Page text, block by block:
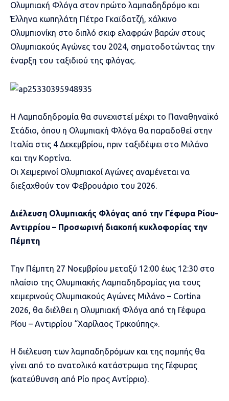
Ολυμπιακή Φλόγα στον πρώτο λαμπαδηδρόμο και
Έλληνα κωπηλάτη Πέτρο Γκαϊδατζή, χάλκινο
Ολυμπιονίκη στο διπλό σκιφ ελαφρών βαρών στους
Ολυμπιακούς Αγώνες του 2024, σηματοδοτώντας την
έναρξη του ταξιδιού της φλόγας.
Η Λαμπαδηδρομία θα συνεχιστεί μέχρι το Παναθηναϊκό
Στάδιο, όπου η Ολυμπιακή Φλόγα θα παραδοθεί στην
Ιταλία στις 4 Δεκεμβρίου, πριν ταξιδέψει στο Μιλάνο
και την Κορτίνα.
Οι Χειμερινοί Ολυμπιακοί Αγώνες αναμένεται να
διεξαχθούν τον Φεβρουάριο του 2026.
Διέλευση Ολυμπιακής Φλόγας από την Γέφυρα Ρίου-
Αντιρρίου – Προσωρινή διακοπή κυκλοφορίας την
Πέμπτη
Την Πέμπτη 27 Νοεμβρίου μεταξύ 12:00 έως 12:30 στο
πλαίσιο της Ολυμπιακής Λαμπαδηδρομίας για τους
χειμερινούς Ολυμπιακούς Αγώνες Μιλάνο – Cortina
2026, θα διέλθει η Ολυμπιακή Φλόγα από τη Γέφυρα
Ρίου – Αντιρρίου “Χαρίλαος Τρικούπης».
Η διέλευση των λαμπαδηδρόμων και της πομπής θα
γίνει από το ανατολικό κατάστρωμα της Γέφυρας
(κατεύθυνση από Ρίο προς Αντίρριο).